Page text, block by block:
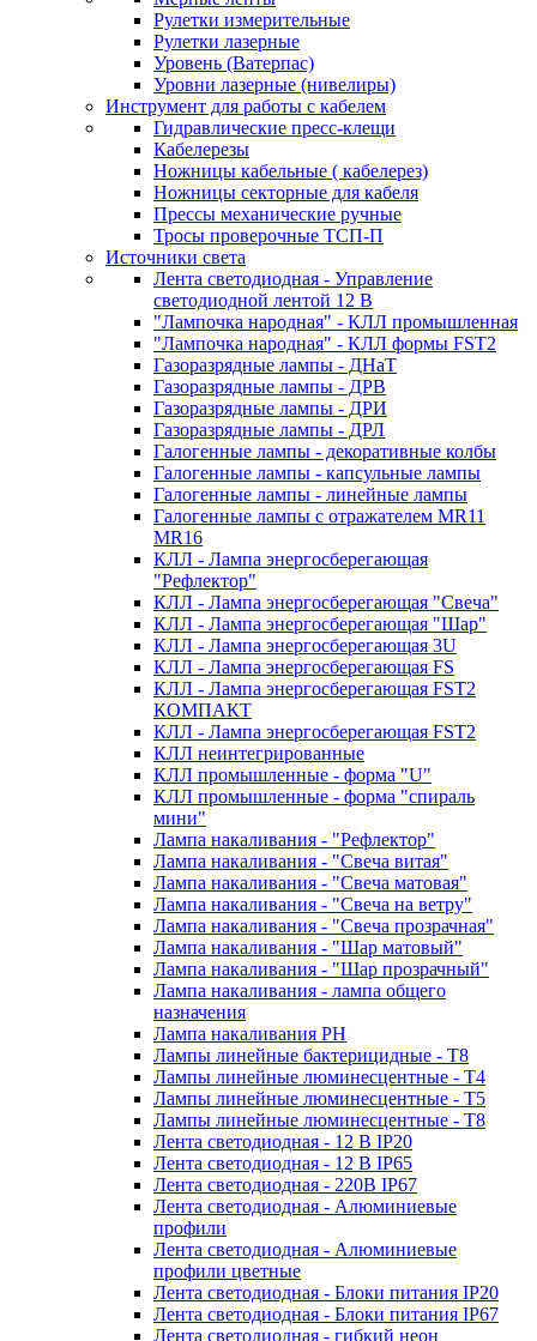
Рулетки измерительные
Рулетки лазерные
Уровень (Ватерпас)
Уровни лазерные (нивелиры)
Инструмент для работы с кабелем
Гидравлические пресс-клещи
Кабелерезы
Ножницы кабельные ( кабелерез)
Ножницы секторные для кабеля
Прессы механические ручные
Тросы проверочные ТСП-П
Источники света
Лента светодиодная - Управление
светодиодной лентой 12 В
"Лампочка народная" - КЛЛ промышленная
"Лампочка народная" - КЛЛ формы FST2
Газоразрядные лампы - ДНаТ
Газоразрядные лампы - ДРВ
Газоразрядные лампы - ДРИ
Газоразрядные лампы - ДРЛ
Галогенные лампы - декоративные колбы
Галогенные лампы - капсульные лампы
Галогенные лампы - линейные лампы
Галогенные лампы с отражателем MR11
MR16
КЛЛ - Лампа энергосберегающая
"Рефлектор"
КЛЛ - Лампа энергосберегающая "Свеча"
КЛЛ - Лампа энергосберегающая "Шар"
КЛЛ - Лампа энергосберегающая 3U
КЛЛ - Лампа энергосберегающая FS
КЛЛ - Лампа энергосберегающая FST2
КОМПАКТ
КЛЛ - Лампа энергосберегающая FSТ2
КЛЛ неинтегрированные
КЛЛ промышленные - форма "U"
КЛЛ промышленные - форма "спираль
мини"
Лампа накаливания - "Рефлектор"
Лампа накаливания - "Свеча витая"
Лампа накаливания - "Свеча матовая"
Лампа накаливания - "Свеча на ветру"
Лампа накаливания - "Свеча прозрачная"
Лампа накаливания - "Шар матовый"
Лампа накаливания - "Шар прозрачный"
Лампа накаливания - лампа общего
назначения
Лампа накаливания РН
Лампы линейные бактерицидные - Т8
Лампы линейные люминесцентные - Т4
Лампы линейные люминесцентные - Т5
Лампы линейные люминесцентные - Т8
Лента светодиодная - 12 В IP20
Лента светодиодная - 12 В IP65
Лента светодиодная - 220В IP67
Лента светодиодная - Алюминиевые
профили
Лента светодиодная - Алюминиевые
профили цветные
Лента светодиодная - Блоки питания IP20
Лента светодиодная - Блоки питания IP67
Лента светодиодная - гибкий неон